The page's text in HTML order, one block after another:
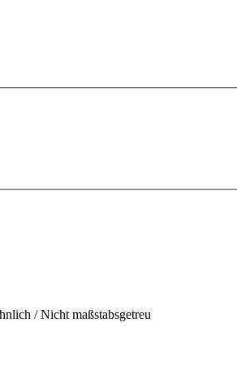
/ Nicht maßstabsgetreu